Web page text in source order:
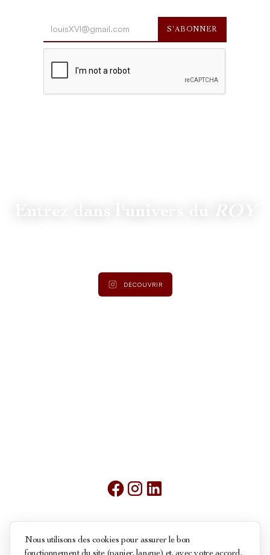
ROY
DÉCOUVRIR
Conditions générales de ventes
Nous utilisons des cookies pour assurer le bon